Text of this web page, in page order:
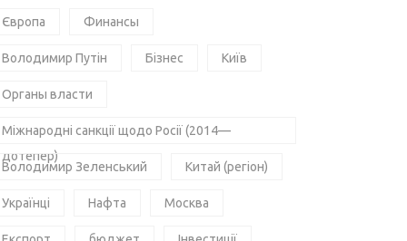
Європа Финансы
Володимир Путін Бізнес Київ
Органы власти
Міжнародні санкції щодо Росії (2014—
дотепер)
Володимир Зеленський Китай (регіон)
Українці Нафта Москва